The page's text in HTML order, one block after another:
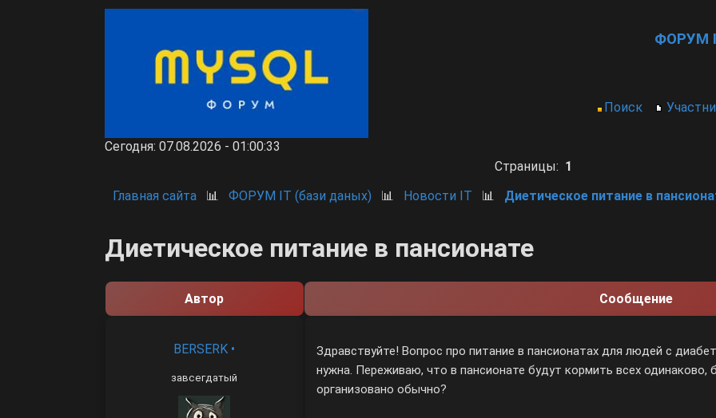
ФОРУМ
Поиск
Сегодня: 07.08.2026 - 01:00:33
Страницы: 1
Главная сайта
📊 ФОРУМ IT (бази даных) 📊 Новости IT 📊 Диетическое питание в
Диетическое питание в пансионате
Автор Сообщение
BERSERK •
завсегдатый
Здравствуйте! Вопрос про питание в пансионатах для людей с
нужна. Переживаю, что в пансионате будут кормить всех одинаково,
организовано обычно?